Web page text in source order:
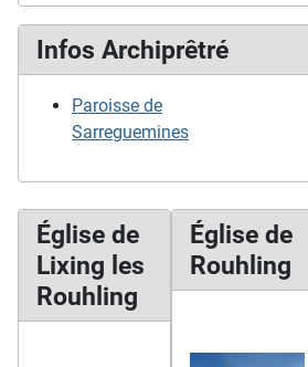
Infos Archiprêtré
Paroisse de
Sarreguemines
Église de
Lixing les
Rouhling
Église de
Rouhling